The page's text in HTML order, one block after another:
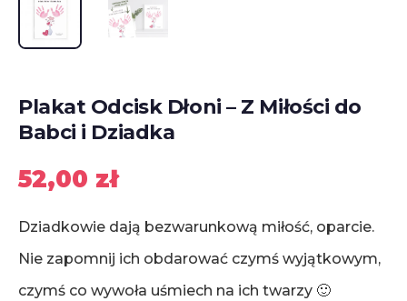
Plakat Odcisk Dłoni – Z Miłości do
Babci i Dziadka
52,00 zł
Dziadkowie dają bezwarunkową miłość, oparcie.
Nie zapomnij ich obdarować czymś wyjątkowym,
czymś co wywoła uśmiech na ich twarzy 🙂